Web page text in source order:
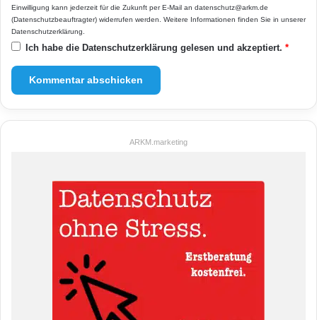
Einwilligung kann jederzeit für die Zukunft per E-Mail an datenschutz@arkm.de
(Datenschutzbeauftragter) widerrufen werden. Weitere Informationen finden Sie in unserer
Datenschutzerklärung.
Ich habe die Datenschutzerklärung gelesen und akzeptiert. *
ARKM.marketing